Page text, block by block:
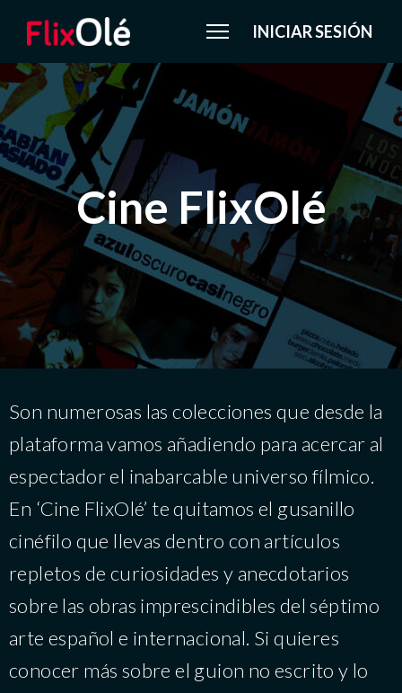
INICIAR SESIÓN
Cine FlixOlé
Son numerosas las colecciones que desde la
plataforma vamos añadiendo para acercar al
espectador el inabarcable universo fílmico.
En ‘Cine FlixOlé’ te quitamos el gusanillo
cinéfilo que llevas dentro con artículos
repletos de curiosidades y anecdotarios
sobre las obras imprescindibles del séptimo
arte español e internacional. Si quieres
conocer más sobre el guion no escrito y lo